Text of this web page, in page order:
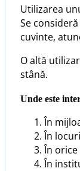
Utilizarea
Se
cuvinte,
O altă
stână.
Unde este
În
În
În
În